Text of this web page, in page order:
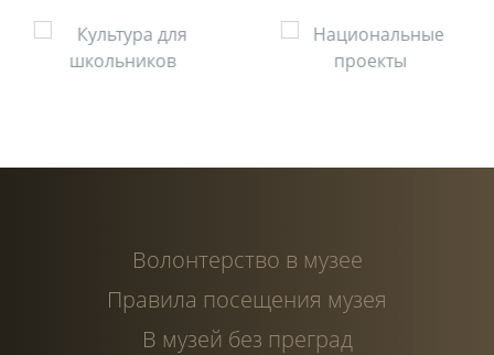
Волонтерство в музее
Правила посещения музея
В музей без преград